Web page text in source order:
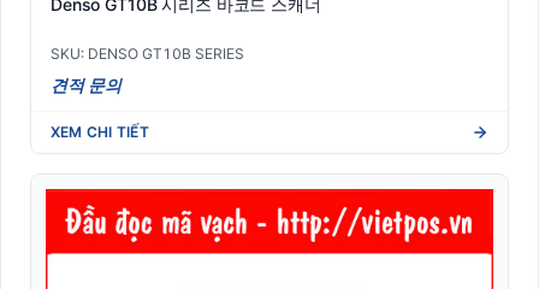
Denso GT10B 시리즈 바코드 스캐너
SKU: DENSO GT10B SERIES
견적 문의
XEM CHI TIẾT